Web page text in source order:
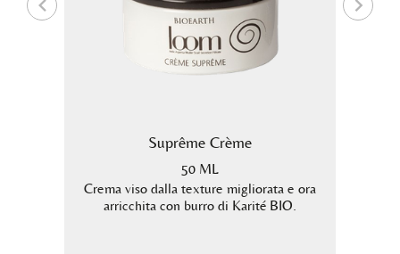
Suprême Crème
50 ML
Crema viso dalla texture migliorata e ora
arricchita con burro di Karité BIO.